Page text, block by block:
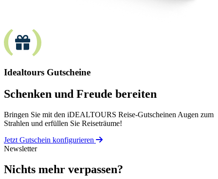
Idealtours Gutscheine
Schenken und Freude bereiten
Bringen Sie mit den iDEALTOURS Reise-Gutscheinen Augen zum
Strahlen und erfüllen Sie Reiseträume!
Jetzt Gutschein konfigurieren
Newsletter
Nichts mehr verpassen?